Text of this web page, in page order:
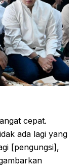
cepat.
ada lagi yang
[pengungsi],